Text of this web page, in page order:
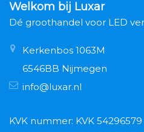
Welkom bij Luxar
Dé groothandel voor LED
Kerkenbos 1063M
6546BB Nijmegen
info@luxar.nl
KVK nummer: KVK 54296579